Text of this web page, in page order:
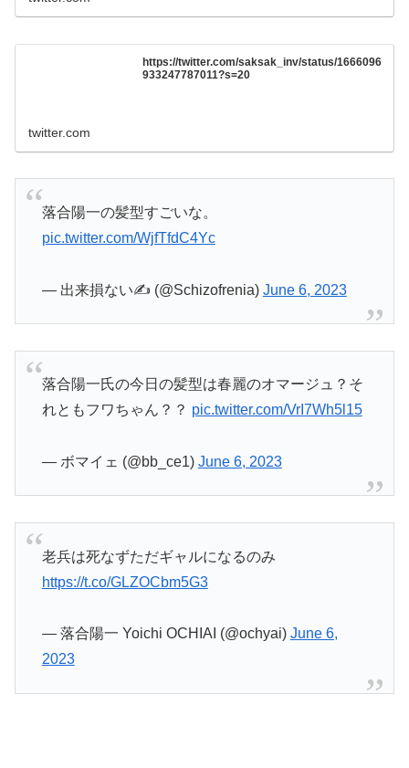
https://twitter.com/saksak_inv/status/1666096
933247787011?s=20
twitter.com
落合陽一の髪型すごいな。
pic.twitter.com/WjfTfdC4Yc
— 出来損ない✍ (@Schizofrenia) June 6, 2023
落合陽一氏の今日の髪型は春麗のオマージュ？そ
れともフワちゃん？？ pic.twitter.com/VrI7Wh5l15
— ボマイェ (@bb_ce1) June 6, 2023
老兵は死なずただギャルになるのみ
https://t.co/GLZOCbm5G3
— 落合陽一 Yoichi OCHIAI (@ochyai) June 6,
2023